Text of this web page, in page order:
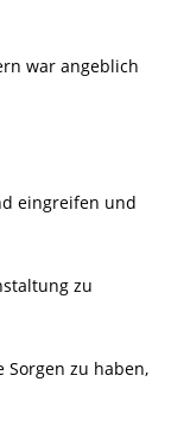
war angeblich
eingreifen und
zu
Sorgen zu haben,